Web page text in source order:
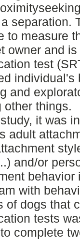
separation.
to measure
owner and
test
individual's
and
other things.
it was
adult
and/or
behavior
with
of dogs that
tests
complete